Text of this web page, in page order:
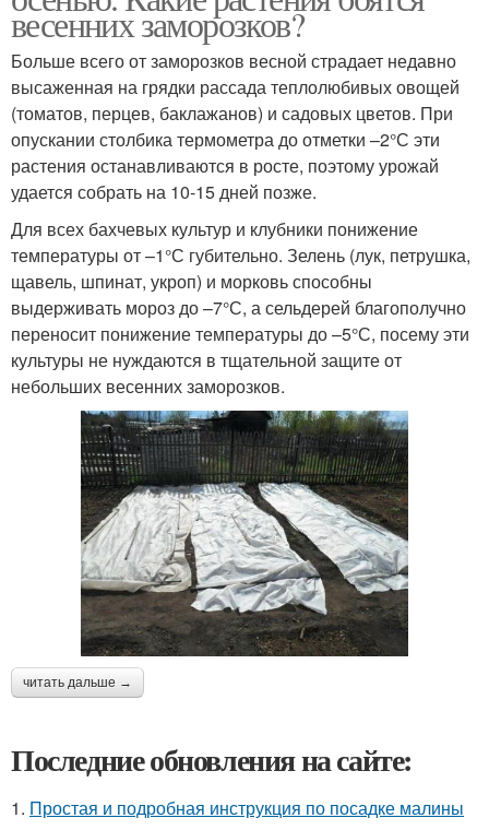
весенних заморозков?
Больше всего от заморозков весной страдает недавно
высаженная на грядки рассада теплолюбивых овощей
(томатов, перцев, баклажанов) и садовых цветов. При
опускании столбика термометра до отметки –2°С эти
растения останавливаются в росте, поэтому урожай
удается собрать на 10-15 дней позже.
Для всех бахчевых культур и клубники понижение
температуры от –1°С губительно. Зелень (лук, петрушка,
щавель, шпинат, укроп) и морковь способны
выдерживать мороз до –7°С, а сельдерей благополучно
переносит понижение температуры до –5°С, посему эти
культуры не нуждаются в тщательной защите от
небольших весенних заморозков.
читать дальше →
Последние обновления на сайте:
1. Простая и подробная инструкция по посадке малины